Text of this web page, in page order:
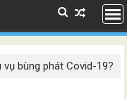
bùng phát Covid-19?